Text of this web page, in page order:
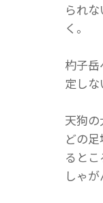
られ
く。
杓子
定し
天狗
どの
ると
しゃが